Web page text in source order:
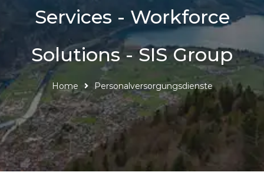
Services - Workforce
Solutions - SIS Group
Home Personalversorgungsdienste